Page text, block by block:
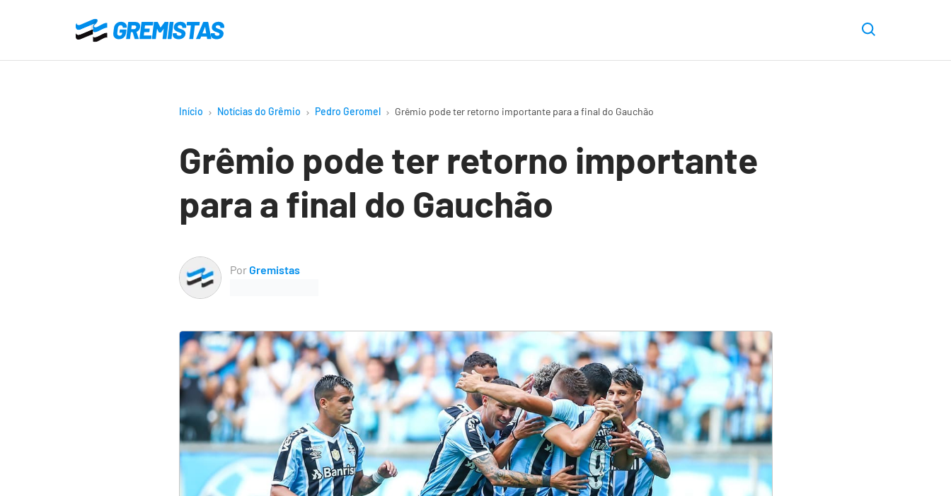
o
Gremistas
Início Notícias do Grêmio Pedro Geromel Grêmio pode ter retorno importante para a final do Gauchão
Grêmio pode ter retorno importante
para a final do Gauchão
PorGremistas